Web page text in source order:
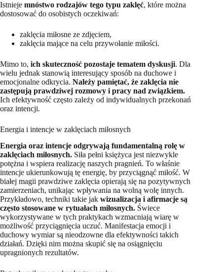
Istnieje mnóstwo rodzajów tego typu zaklęć, które można
dostosować do osobistych oczekiwań:
zaklęcia miłosne ze zdjęciem,
zaklęcia mające na celu przywołanie miłości.
Mimo to, ich skuteczność pozostaje tematem dyskusji. Dla
wielu jednak stanowią interesujący sposób na duchowe i
emocjonalne odkrycia. Należy pamiętać, że zaklęcia nie
zastępują prawdziwej rozmowy i pracy nad związkiem.
Ich efektywność często zależy od indywidualnych przekonań
oraz intencji.
Energia i intencje w zaklęciach miłosnych
Energia oraz intencje odgrywają fundamentalną rolę w
zaklęciach miłosnych. Siła pełni księżyca jest niezwykle
potężna i wspiera realizację naszych pragnień. To właśnie
intencje ukierunkowują tę energię, by przyciągnąć miłość. W
białej magii prawdziwe zaklęcia opierają się na pozytywnych
zamierzeniach, unikając wpływania na wolną wolę innych.
Przykładowo, techniki takie jak wizualizacja i afirmacje są
często stosowane w rytuałach miłosnych. Świece
wykorzystywane w tych praktykach wzmacniają wiarę w
możliwość przyciągnięcia uczuć. Manifestacja emocji i
duchowy wymiar są nieodzowne dla efektywności takich
działań. Dzięki nim można skupić się na osiągnięciu
upragnionych rezultatów.